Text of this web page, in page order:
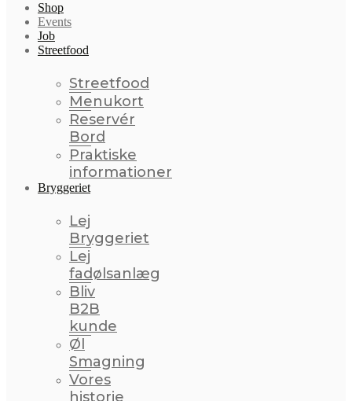
Shop
Events
Job
Streetfood
Streetfood
Menukort
Reservér
Bord
Praktiske
informationer
Bryggeriet
Lej
Bryggeriet
Lej
fadølsanlæg
Bliv
B2B
kunde
Øl
Smagning
Vores
historie